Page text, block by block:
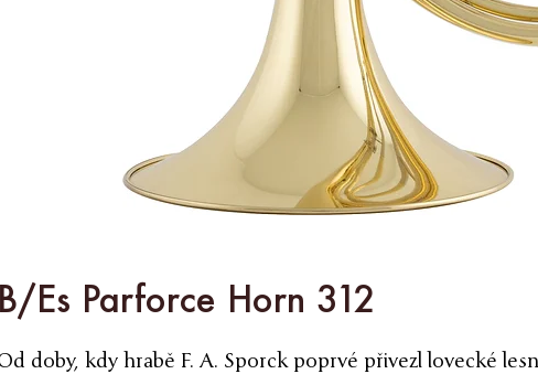
B/Es Parforce Horn 312
doby, kdy hrabě F. A. Sporck poprvé přivezl lovecké